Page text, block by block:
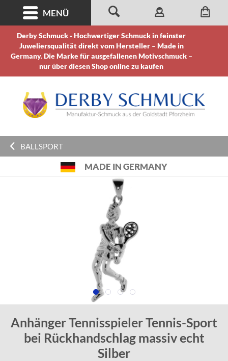
Derby Schmuck - Hochwertiger Schmuck in feinster
Juweliersqualität direkt vom Hersteller – Made in
Germany. Die Marke für ausgefallenen Motivschmuck –
nur über diesen Shop online zu kaufen
MENÜ
BALLSPORT
MADE IN GERMANY
Anhänger Tennisspieler Tennis-Sport
bei Rückhandschlag massiv echt
Silber